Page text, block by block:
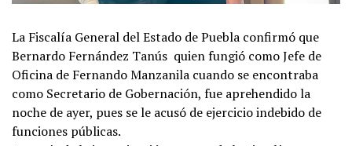
La Fiscalía General del Estado de Puebla confirmó que
Bernardo Fernández Tanús quien fungió como Jefe de
Oficina de Fernando Manzanila cuando se encontraba
como Secretario de Gobernación, fue aprehendido la
noche de ayer, pues se le acusó de ejercicio indebido de
funciones públicas.